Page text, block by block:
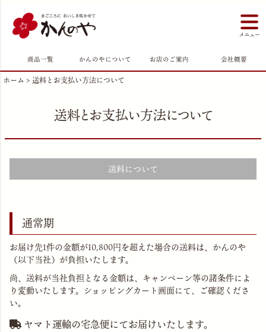
商品一覧 かんのやについて お店のご案内 会社概要
ホーム 送料とお支払い方法について
送料とお支払い方法について
送料について
通常期
お届け先1件の金額が10,800円を超えた場合の送料は、かんのや
（以下当社）が負担いたします。
尚、送料が当社負担となる金額は、キャンペーン等の諸条件によ
り変動いたします。ショッピングカート画面にて、ご確認くださ
い。
ヤマト運輸の宅急便にてお届けいたします。